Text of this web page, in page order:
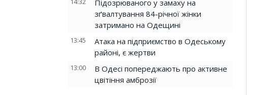
Підозрюваного у замаху на
зґвалтування 84-річної жінки
затримано на Одещині
13:45
Атака на підприємство в Одеському
районі, є жертви
13:00
В Одесі попереджають про активне
цвітіння амброзії